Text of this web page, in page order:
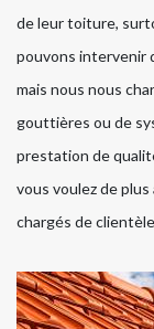
de leur toiture,
pouvons intervenir
mais nous nous
gouttières ou de
prestation de
vous voulez de
chargés de